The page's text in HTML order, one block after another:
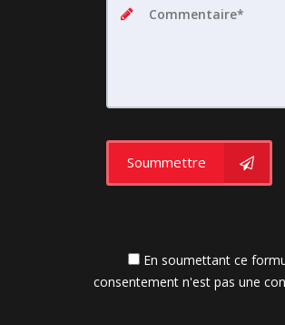
Soummettre
En soumettant ce
consentement n'est pas une